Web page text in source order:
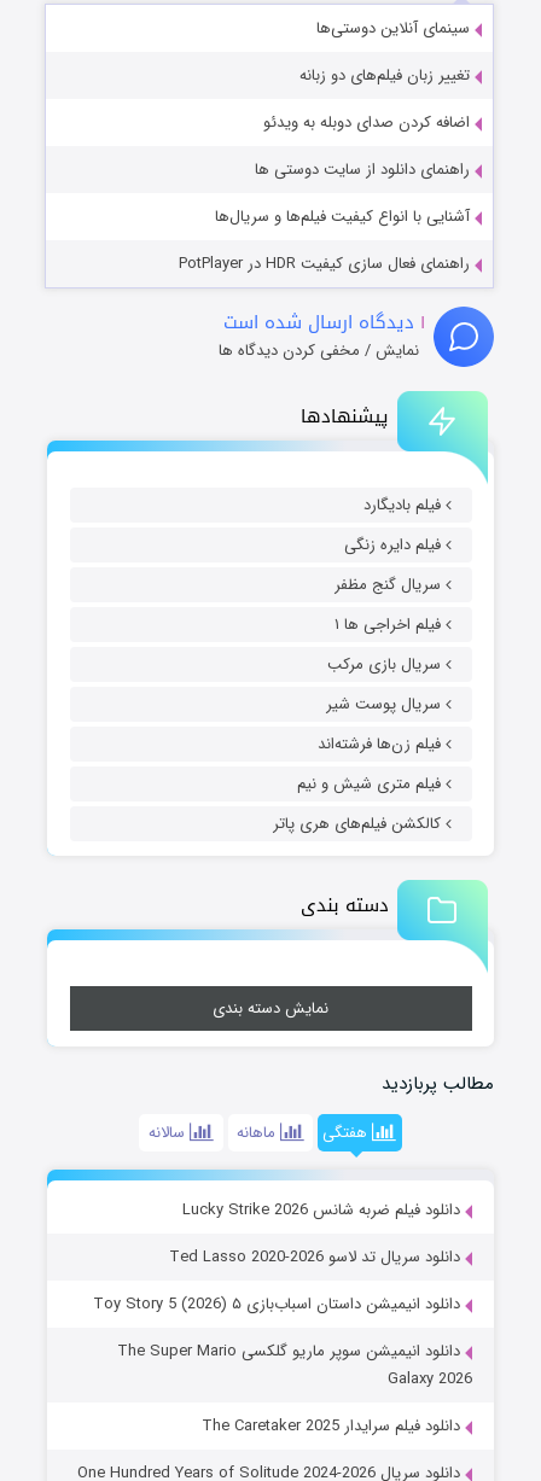
پیشنهادها
فیلم بادیگارد
فیلم دایره زنگی
سریال گنج مظفر
فیلم اخراجی ها ۱
سریال بازی مرکب
سریال پوست شیر
فیلم زن‌ها فرشته‌اند
فیلم متری شیش و نیم
کالکشن فیلم‌های هری پاتر
دسته بندی
نمایش دسته بندی
مطالب پربازدید
هفتگی ماهانه سالانه
دانلود فیلم ضربه شانس Lucky Strike 2026
دانلود سریال تد لاسو Ted Lasso 2020-2026
دانلود انیمیشن داستان اسباب‌بازی ۵ Toy Story 5 (2026)
دانلود انیمیشن سوپر ماریو گلکسی The Super Mario
Galaxy 2026
دانلود فیلم سرایدار The Caretaker 2025
دانلود سریال One Hundred Years of Solitude 2024-2026
سینمای آنلاین دوستی‌ها
تغییر زبان فیلم‌های دو زبانه
اضافه کردن صدای دوبله به ویدئو
راهنمای دانلود از سایت دوستی ها
آشنایی با انواع کیفیت فیلم‌ها و سریال‌ها
راهنمای فعال سازی کیفیت HDR در PotPlayer
۱ دیدگاه ارسال شده است
نمایش / مخفی کردن دیدگاه ها